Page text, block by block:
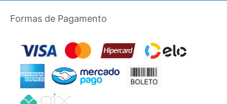
Formas de Pagamento